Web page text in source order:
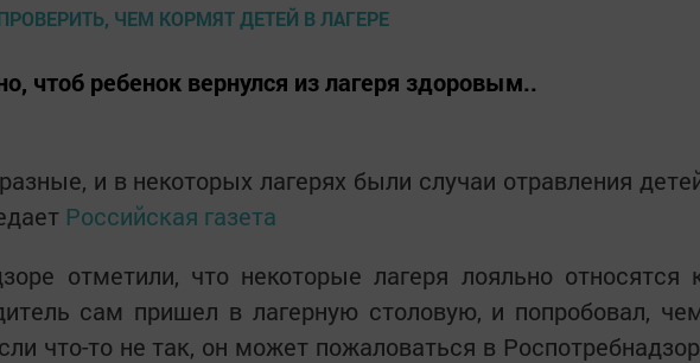
чтоб ребенок вернулся из лагеря здоровым..
и в некоторых лагерях были случаи отравления
Российская газета
отметили, что некоторые лагеря лояльно относятся
сам пришел в лагерную столовую, и попробовал,
что-то не так, он может пожаловаться в